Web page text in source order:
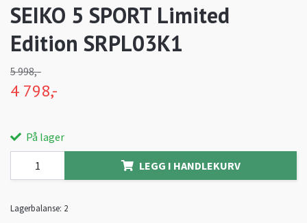
SEIKO 5 SPORT Limited
Edition SRPL03K1
5 998,-
4 798,-
På lager
LEGG I HANDLEKURV
Lagerbalanse: 2